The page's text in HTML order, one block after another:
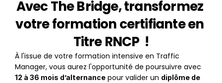
Avec The Bridge, transformez
votre formation certifiante en
Titre RNCP  !
À l'issue de votre formation intensive en Traffic
12 à 36 mois d’alternance pour valider un diplôme de